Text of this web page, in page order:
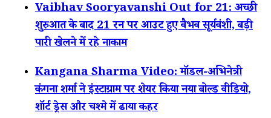
Vaibhav Sooryavanshi Out for 21: अच्छी
शुरुआत के बाद 21 रन पर आउट हुए वैभव सूर्यवंशी, बड़ी
पारी खेलने में रहे नाकाम
Kangana Sharma Video: मॉडल-अभिनेत्री
कंगना शर्मा ने इंस्टाग्राम पर शेयर किया नया बोल्ड वीडियो,
शॉर्ट ड्रेस और चश्मे में ढाया कहर